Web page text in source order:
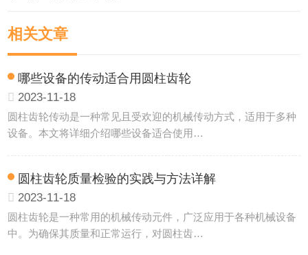
相关文章
哪些设备的传动适合用圆柱齿轮
2023-11-18
圆柱齿轮传动是一种常见且受欢迎的机械传动方式，适用于多种
设备。本文将详细介绍哪些设备适合使用…
圆柱齿轮质量检验的实践与方法详解
2023-11-18
圆柱齿轮是一种常用的机械传动元件，广泛应用于各种机械设备
中。为确保其质量和正常运行，对圆柱齿…